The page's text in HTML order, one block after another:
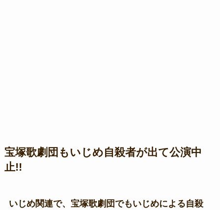
宝塚歌劇団もいじめ自殺者が出て公演中
止!!
いじめ関連で、宝塚歌劇団でもいじめによる自殺